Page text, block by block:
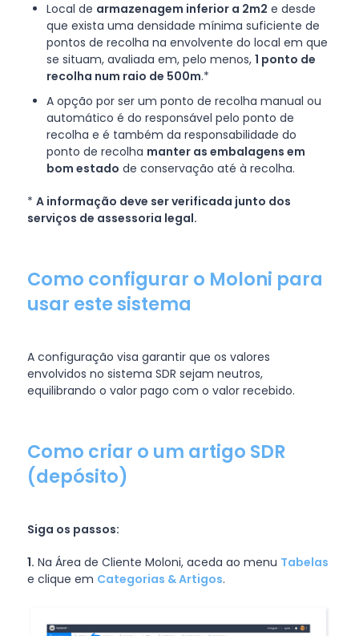
Local de armazenagem inferior a 2m2 e desde
que exista uma densidade mínima suficiente de
pontos de recolha na envolvente do local em que
se situam, avaliada em, pelo menos, 1 ponto de
recolha num raio de 500m.*
A opção por ser um ponto de recolha manual ou
automático é do responsável pelo ponto de
recolha e é também da responsabilidade do
ponto de recolha manter as embalagens em
bom estado de conservação até à recolha.
* A informação deve ser verificada junto dos
serviços de assessoria legal.
Como configurar o Moloni para
usar este sistema
A configuração visa garantir que os valores
envolvidos no sistema SDR sejam neutros,
equilibrando o valor pago com o valor recebido.
Como criar o um artigo SDR
(depósito)
Siga os passos:
1. Na Área de Cliente Moloni, aceda ao menu Tabelas
e clique em Categorias & Artigos.